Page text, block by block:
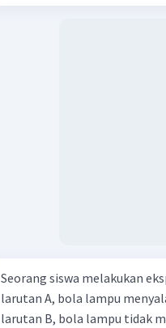
Seorang siswa melakukan
larutan A, bola lampu
larutan B, bola lampu tidak